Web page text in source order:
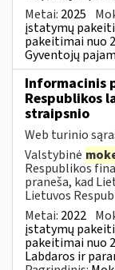
Metai: 2025
įstatymų
pakeitimai nuo
Gyventojų
Informacinis
Respublikos
straipsnio
Web turinio
Valstybinė
Respublikos
praneša, kad
Lietuvos
Metai: 2022
įstatymų
pakeitimai nuo
Labdaros ir